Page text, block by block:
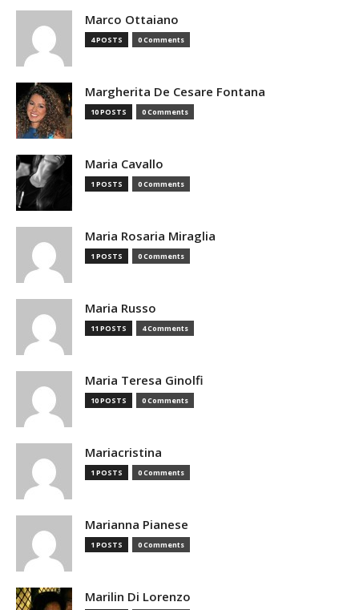
Marco Ottaiano
4 POSTS 0 Comments
Margherita De Cesare Fontana
10 POSTS 0 Comments
Maria Cavallo
1 POSTS 0 Comments
Maria Rosaria Miraglia
1 POSTS 0 Comments
Maria Russo
11 POSTS 4 Comments
Maria Teresa Ginolfi
10 POSTS 0 Comments
Mariacristina
1 POSTS 0 Comments
Marianna Pianese
1 POSTS 0 Comments
Marilin Di Lorenzo